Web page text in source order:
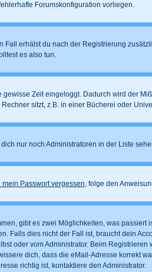
Forumskonfiguration vorliegen.
erhälst du nach der Registrierung
es also tun.
Zeit eingeloggt. Dadurch wird der
sitzt, z.B. in einer Bücherei oder
nur noch Administratoren in der Liste
mein Passwort vergessen, folge den
gibt es zwei Möglichkeiten, was passiert
dies nicht der Fall ist, braucht dein
oder vom Administrator. Beim
dich, dass die eMail-Adresse korrekt
richtig ist, kontaktiere den Administrator.